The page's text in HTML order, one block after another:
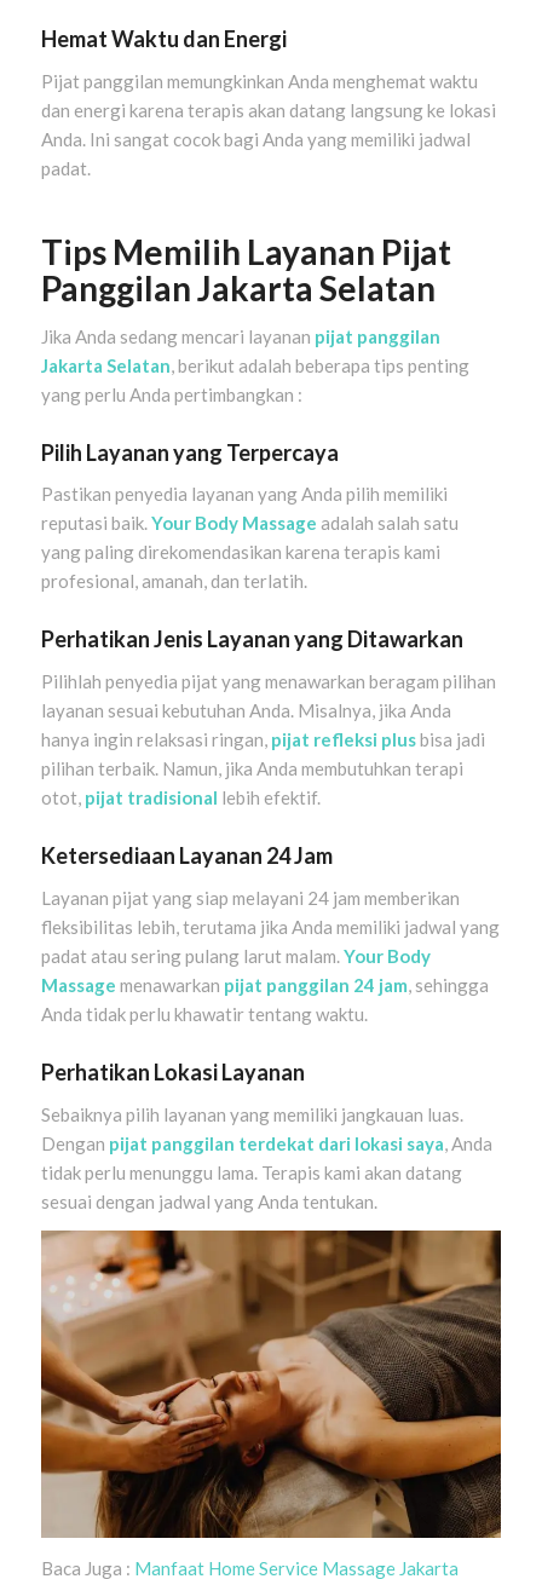
Hemat Waktu dan Energi
Pijat panggilan memungkinkan Anda menghemat waktu
dan energi karena terapis akan datang langsung ke lokasi
Anda. Ini sangat cocok bagi Anda yang memiliki jadwal
padat.
Tips Memilih Layanan Pijat
Panggilan Jakarta Selatan
Jika Anda sedang mencari layanan pijat panggilan
Jakarta Selatan , berikut adalah beberapa tips penting
yang perlu Anda pertimbangkan :
Pilih Layanan yang Terpercaya
Pastikan penyedia layanan yang Anda pilih memiliki
reputasi baik.Your Body Massage adalah salah satu
yang paling direkomendasikan karena terapis kami
profesional, amanah, dan terlatih.
Perhatikan Jenis Layanan yang Ditawarkan
Pilihlah penyedia pijat yang menawarkan beragam pilihan
layanan sesuai kebutuhan Anda. Misalnya, jika Anda
hanya ingin relaksasi ringan, pijat refleksi plusbisa jadi
pilihan terbaik. Namun, jika Anda membutuhkan terapi
otot, pijat tradisional lebih efektif.
Ketersediaan Layanan 24 Jam
Layanan pijat yang siap melayani 24 jam memberikan
fleksibilitas lebih, terutama jika Anda memiliki jadwal yang
padat atau sering pulang larut malam.Your Body
Massage menawarkan pijat panggilan 24 jam, sehingga
Anda tidak perlu khawatir tentang waktu.
Perhatikan Lokasi Layanan
Sebaiknya pilih layanan yang memiliki jangkauan luas.
Dengan pijat panggilan terdekat dari lokasi saya , Anda
tidak perlu menunggu lama. Terapis kami akan datang
sesuai dengan jadwal yang Anda tentukan.
Baca Juga : Manfaat Home Service Massage Jakarta